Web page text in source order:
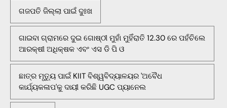
ଗଜପତି ଜିଲ୍ଲା ପାଇଁ ଦୁଃଖ
ଗାଇବା ଗ୍ରାମରେ ଦୁଇ ଗୋଷ୍ଠୀ ମୁହାଁ ମୁହିଁରାତି 12.30 ରେ ପହଁଚିଲେ
ଆରକ୍ଷୀ ଅଧିକ୍ଷକ ଏବଂ ଏସ ଡି ପି ଓ
ଛାତ୍ର ମୃତ୍ୟୁ ପାଇଁ KIIT ବିଶ୍ୱବିଦ୍ୟାଳୟର 'ଅବୈଧ
କାର୍ଯ୍ୟକଳାପ'କୁ ଦାୟୀ କରିଛି UGC ପ୍ୟାନେଲ